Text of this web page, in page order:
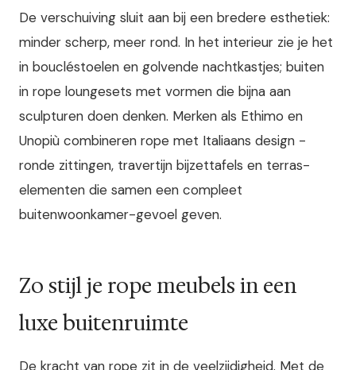
De verschuiving sluit aan bij een bredere esthetiek:
minder scherp, meer rond. In het interieur zie je het
in boucléstoelen en golvende nachtkastjes; buiten
in rope loungesets met vormen die bijna aan
sculpturen doen denken. Merken als Ethimo en
Unopiù combineren rope met Italiaans design -
ronde zittingen, travertijn bijzettafels en terras-
elementen die samen een compleet
buitenwoonkamer-gevoel geven.
Zo stijl je rope meubels in een
luxe buitenruimte
De kracht van rope zit in de veelzijdigheid. Met de